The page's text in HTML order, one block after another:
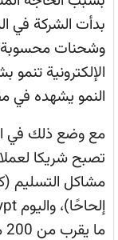
بدأت الشركة في
وشحنات محسوبة
الإلكترونية
النمو يشهده في
تصبح شريكا
مشاكل التسليم